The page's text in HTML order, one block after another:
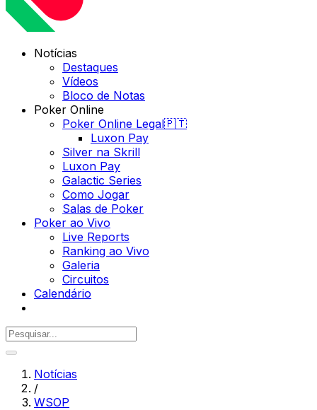
Notícias
Destaques
Vídeos
Bloco de Notas
Poker Online
Poker Online Legal🇵🇹
Luxon Pay
Silver na Skrill
Luxon Pay
Galactic Series
Como Jogar
Salas de Poker
Poker ao Vivo
Live Reports
Ranking ao Vivo
Galeria
Circuitos
Calendário
Notícias
/
WSOP